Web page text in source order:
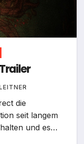
die
seit langem
und es…